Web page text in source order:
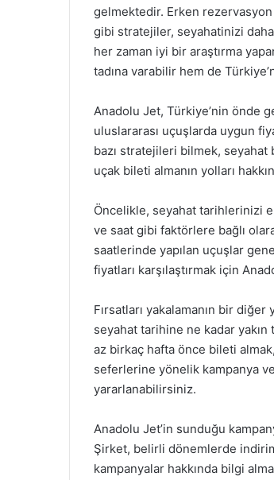
gelmektedir. Erken
gibi stratejiler, seyahatinizi
her zaman iyi bir araştırma
tadına varabilir hem de
Anadolu Jet, Türkiye’nin önde
uluslararası uçuşlarda uygun
bazı stratejileri bilmek,
uçak bileti almanın yolları
Öncelikle, seyahat tarihlerinizi
ve saat gibi faktörlere bağlı
saatlerinde yapılan uçuşlar
fiyatları karşılaştırmak için
Fırsatları yakalamanın bir
seyahat tarihine ne kadar yakın
az birkaç hafta önce bileti
seferlerine yönelik kampanya
yararlanabilirsiniz.
Anadolu Jet’in sunduğu
Şirket, belirli dönemlerde
kampanyalar hakkında bilgi